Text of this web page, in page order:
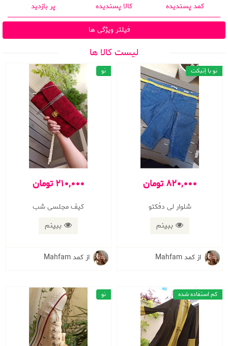
کمد پسندیده
کالا پسندیده
پر بازدید
فیلتر ویژگی ها
لیست کالا ها
820,000 تومان
شلوار لی دفکتو
ببینم
نو با اِتیکت
از کمد Mahfam
210,000 تومان
کیف مجلسی شب
ببینم
نو
از کمد Mahfam
کم استفاده شده نو